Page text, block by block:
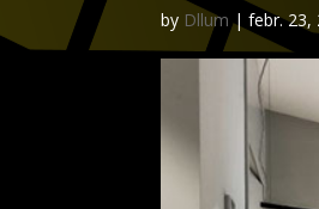
by Dllum |febr. 23,